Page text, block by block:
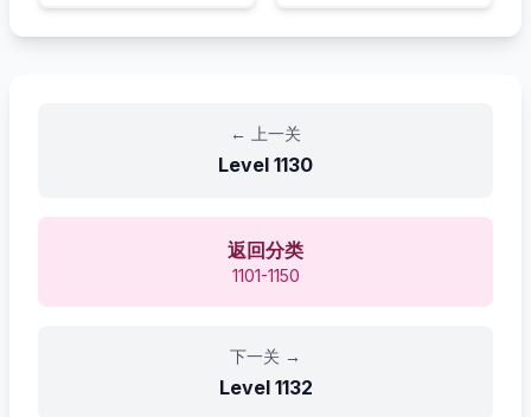
← 上一关
Level 1130
返回分类
1101-1150
下一关 →
Level 1132